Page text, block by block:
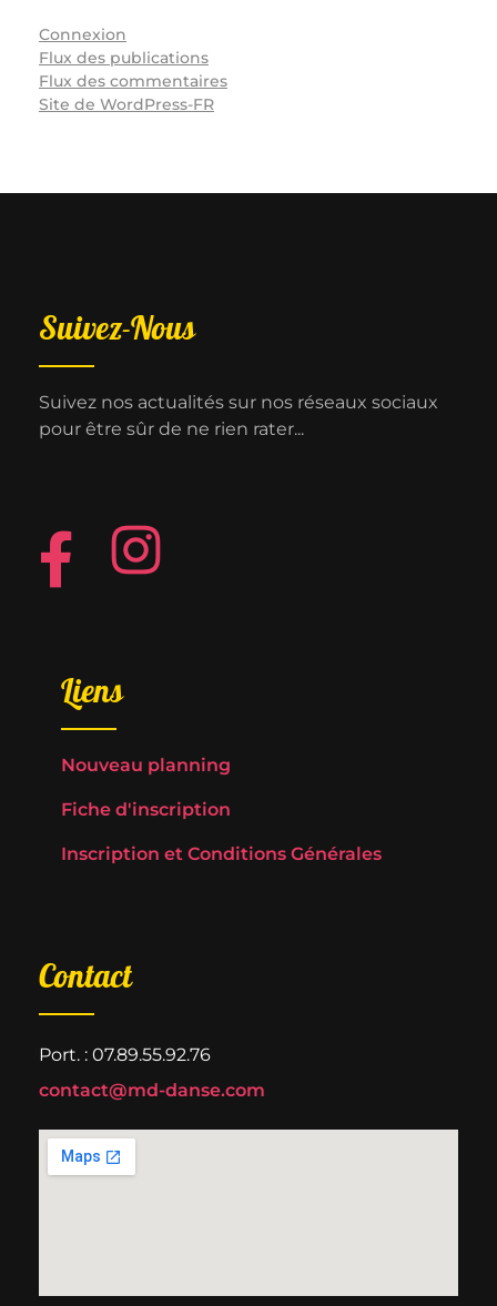
Connexion
Flux des publications
Flux des commentaires
Site de WordPress-FR
Suivez-Nous
Suivez nos actualités sur nos réseaux sociaux
pour être sûr de ne rien rater...
Liens
Nouveau planning
Fiche d'inscription
Inscription et Conditions Générales
Contact
Port. : 07.89.55.92.76
contact@md-danse.com